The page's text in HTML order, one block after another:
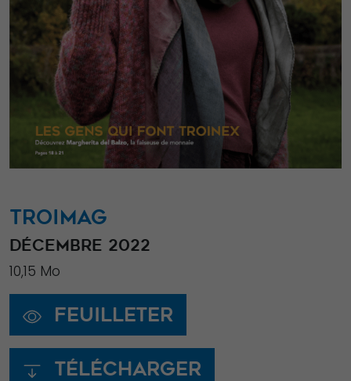
TROIMAG
DÉCEMBRE 2022
10,15 Mo
Feuilleter
Télécharger